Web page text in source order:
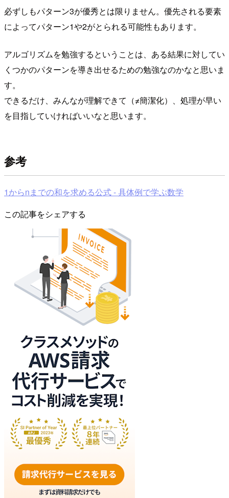
必ずしもパターン3が優秀とは限りません。優先される要素
によってパターン1や2がとられる可能性もあります。
アルゴリズムを勉強するということは、ある結果に対してい
くつかのパターンを導き出せるための勉強なのかなと思いま
す。
できるだけ、みんなが理解できて（≠簡潔化）、処理が早い
を目指していければいいなと思います。
参考
1からnまでの和を求める公式 - 具体例で学ぶ数学
この記事をシェアする